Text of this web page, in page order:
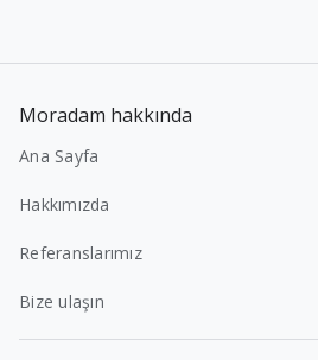
Moradam hakkında
Ana Sayfa
Hakkımızda
Referanslarımız
Bize ulaşın